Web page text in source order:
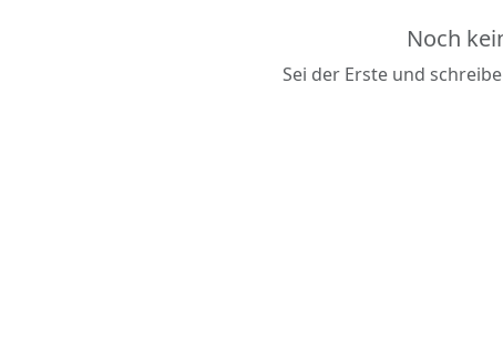
Noch
Sei der Erste und